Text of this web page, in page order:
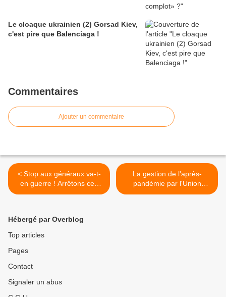
Le cloaque ukrainien (2) Gorsad Kiev,
c'est pire que Balenciaga !
Commentaires
Ajouter un commentaire
< Stop aux généraux va-t-
en guerre ! Arrêtons ces
fous, sinon c'est la guerre
La gestion de l'après-
pandémie par l'Union
Européenne >
Hébergé par Overblog
Top articles
Pages
Contact
Signaler un abus